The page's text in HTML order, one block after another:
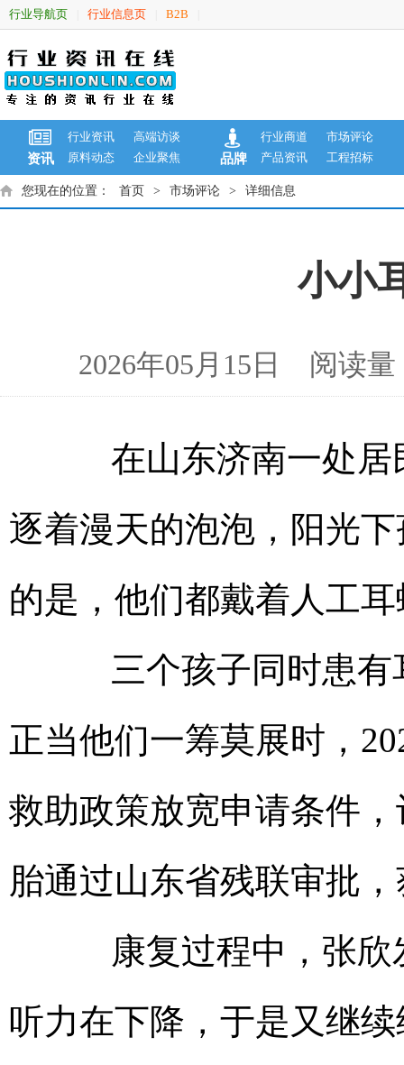
行业导航页 行业信息页 B2B
资讯
行业资讯
高端访谈
原料动态
企业聚焦 品牌
行业商道
市场评论
产品资讯
工程招标
您现在的位置： 首页 > 市场评论 > 详细信息
小小
2026年05月15日 阅读
在山东济南一处居
逐着漫天的泡泡，阳光
的是，他们都戴着人工
三个孩子同时患有
正当他们一筹莫展时，
救助政策放宽申请条件
胎通过山东省残联审批
康复过程中，张欣
听力在下降，于是又继